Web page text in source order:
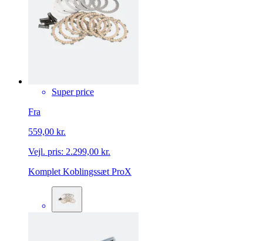
Super price
Fra
559,00 kr.
Vejl. pris: 2.299,00 kr.
Komplet Koblingssæt ProX